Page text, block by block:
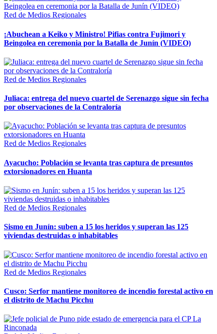
Red de Medios Regionales
¡Abuchean a Keiko y Ministro! Pifias contra Fujimori y
Beingolea en ceremonia por la Batalla de Junín (VIDEO)
Red de Medios Regionales
Juliaca: entrega del nuevo cuartel de Serenazgo sigue sin fecha
por observaciones de la Contraloría
Red de Medios Regionales
Ayacucho: Población se levanta tras captura de presuntos
extorsionadores en Huanta
Red de Medios Regionales
Sismo en Junín: suben a 15 los heridos y superan las 125
viviendas destruidas o inhabitables
Red de Medios Regionales
Cusco: Serfor mantiene monitoreo de incendio forestal activo en
el distrito de Machu Picchu